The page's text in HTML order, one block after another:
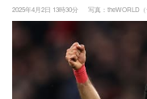
2025年4月2日 13時30分 写真：theWORLD（